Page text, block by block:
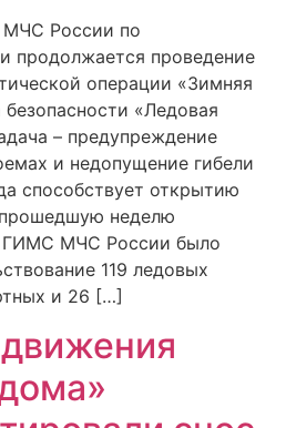
МЧС России по
продолжается проведение
операции «Зимняя
«Ледовая
– предупреждение
и недопущение гибели
способствует открытию
неделю
ГИМС МЧС России было
119 ледовых
и 26 […]